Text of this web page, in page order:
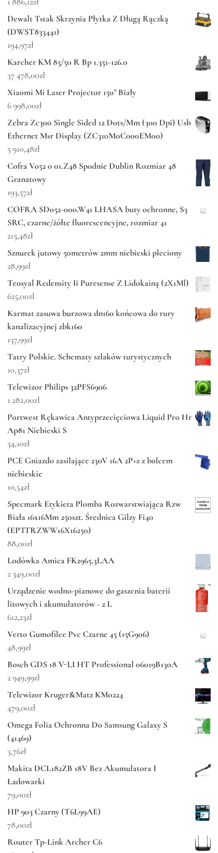
Dewalt Tstak Skrzynia Płytka Z Długą Rączką
(DWST833441)
194,97zł
Karcher KM 85/50 R Bp 1.351-126.0
37 478,00zł
Xiaomi Mi Laser Projector 150" Biały
6 998,00zł
Zebra Zc300 Single Sided 12 Dots/Mm (300 Dpi) Usb
Ethernet Msr Display (ZC310M0C000EM00)
5 910,48zł
Cofra V052 0 01.Z48 Spodnie Dublin Rozmiar 48
Granatowy
193,57zł
COFRA SD052-000.W41 LHASA buty ochronne, S3
SRC, czarne/żółte fluorescencyjne, rozmiar 41
215,48zł
Sznurek jutowy 50metrów 2mm niebieski pleciony
28,99zł
Teosyal Redensity Ii Puresense Z Lidokainą (2X1Ml)
625,00zł
Karmat zasuwa burzowa dn160 końcowa do rury
kanalizacyjnej zbk160
137,99zł
Tatry Polskie. Schematy szlaków turystycznych
10,37zł
Telewizor Philips 32PFS6906
1 282,00zł
Portwest Rękawica Antyprzecięciowa Liquid Pro Hr
Ap81 Niebieski S
34,10zł
PCE Gniazdo zasilające 230V 16A 2P+z z bolcem
niebieskie
10,54zł
Specmark Etykieta Plomba Rozwarstwiająca Rzw
Biała 16x16Mm 250szt. Średnica Gilzy Fi40
(EPTTRZWW16X16250)
88,00zł
Lodówka Amica FK2965.3LAA
2 349,00zł
Urządzenie wodno-pianowe do gaszenia baterii
litowych i akumulatorów - 2 L
612,23zł
Verto Gumofilce Pvc Czarne 45 (15G906)
48,99zł
Bosch GDS 18 V-LI HT Professional 06019B130A
2 949,99zł
Telewizor Kruger&Matz KM0224
479,00zł
Omega Folia Ochronna Do Samsung Galaxy S
(41469)
3,76zł
Makita DCL182ZB 18V Bez Akumulatora I
Ładowarki
79,00zł
HP 903 Czarny (T6L99AE)
78,00zł
Router Tp-Link Archer C6